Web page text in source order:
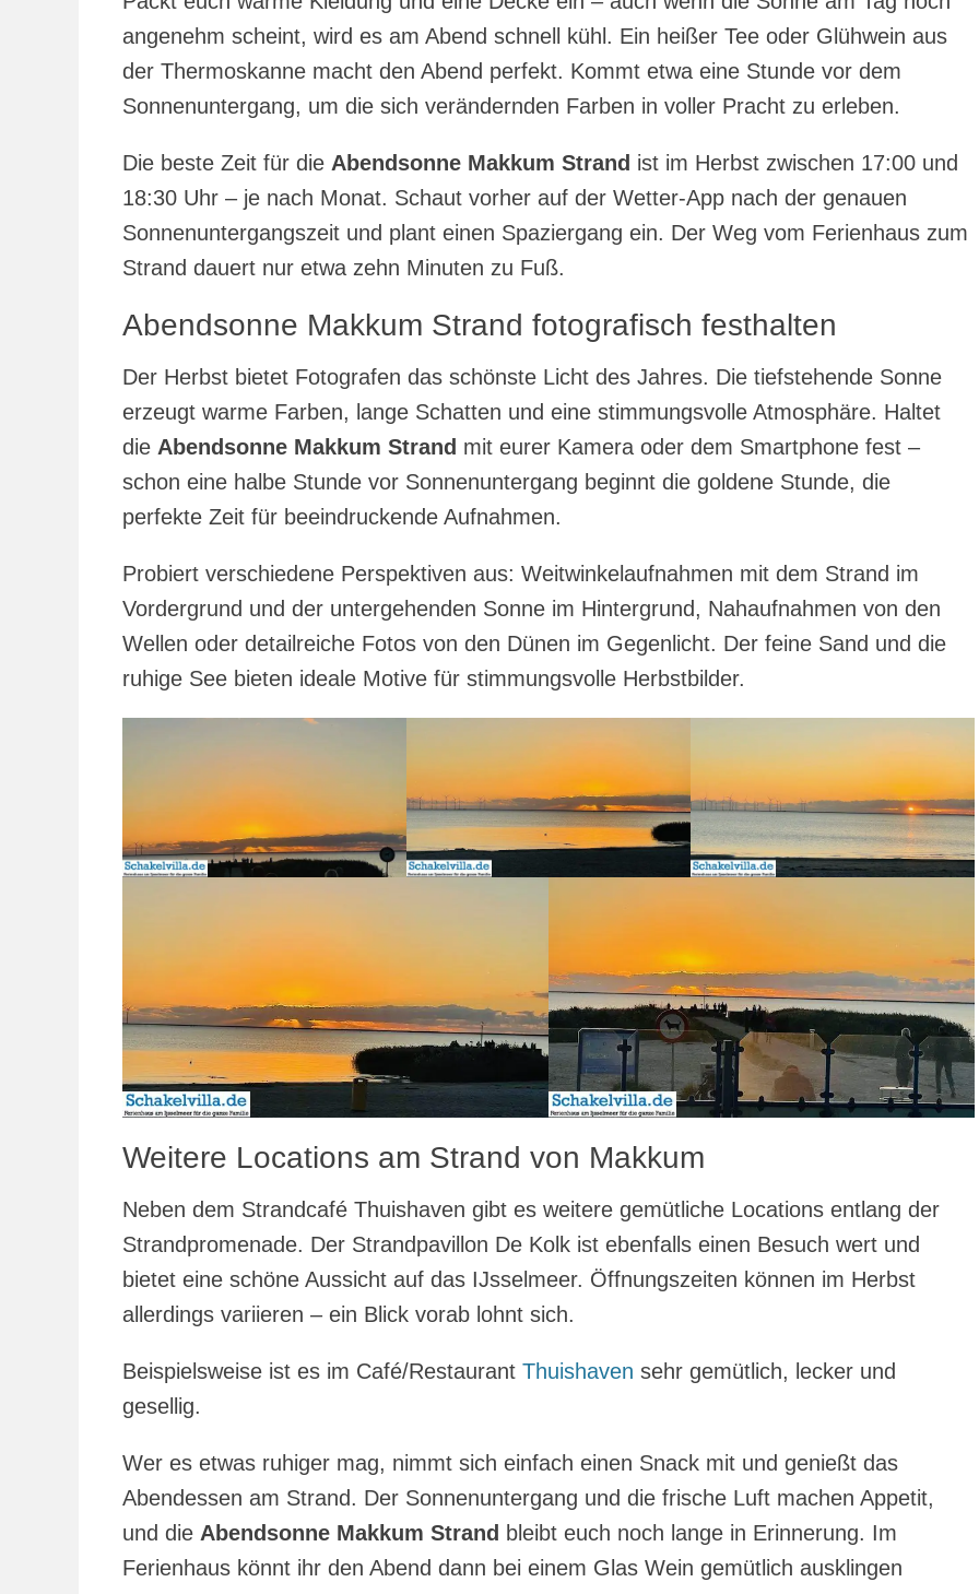
angenehm scheint, wird es am Abend schnell kühl. Ein heißer Tee oder Glühwein aus
der Thermoskanne macht den Abend perfekt. Kommt etwa eine Stunde vor dem
Sonnenuntergang, um die sich verändernden Farben in voller Pracht zu erleben.
Die beste Zeit für die Abendsonne Makkum Strand ist im Herbst zwischen 17:00 und
18:30 Uhr – je nach Monat. Schaut vorher auf der Wetter-App nach der genauen
Sonnenuntergangszeit und plant einen Spaziergang ein. Der Weg vom Ferienhaus zum
Strand dauert nur etwa zehn Minuten zu Fuß.
Abendsonne Makkum Strand fotografisch festhalten
Der Herbst bietet Fotografen das schönste Licht des Jahres. Die tiefstehende Sonne
erzeugt warme Farben, lange Schatten und eine stimmungsvolle Atmosphäre. Haltet
die Abendsonne Makkum Strand mit eurer Kamera oder dem Smartphone fest –
schon eine halbe Stunde vor Sonnenuntergang beginnt die goldene Stunde, die
perfekte Zeit für beeindruckende Aufnahmen.
Probiert verschiedene Perspektiven aus: Weitwinkelaufnahmen mit dem Strand im
Vordergrund und der untergehenden Sonne im Hintergrund, Nahaufnahmen von den
Wellen oder detailreiche Fotos von den Dünen im Gegenlicht. Der feine Sand und die
ruhige See bieten ideale Motive für stimmungsvolle Herbstbilder.
Weitere Locations am Strand von Makkum
Neben dem Strandcafé Thuishaven gibt es weitere gemütliche Locations entlang der
Strandpromenade. Der Strandpavillon De Kolk ist ebenfalls einen Besuch wert und
bietet eine schöne Aussicht auf das IJsselmeer. Öffnungszeiten können im Herbst
allerdings variieren – ein Blick vorab lohnt sich.
Beispielsweise ist es im Café/Restaurant Thuishaven sehr gemütlich, lecker und
gesellig.
Wer es etwas ruhiger mag, nimmt sich einfach einen Snack mit und genießt das
Abendessen am Strand. Der Sonnenuntergang und die frische Luft machen Appetit,
und die Abendsonne Makkum Strand bleibt euch noch lange in Erinnerung. Im
Ferienhaus könnt ihr den Abend dann bei einem Glas Wein gemütlich ausklingen